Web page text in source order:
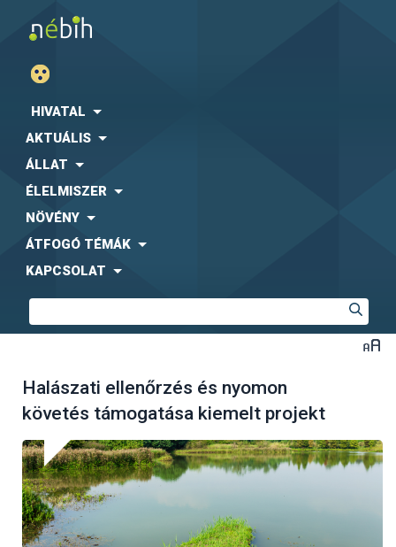
HIVATAL
AKTUÁLIS
ÁLLAT
ÉLELMISZER
NÖVÉNY
ÁTFOGÓ TÉMÁK
KAPCSOLAT
Halászati ellenőrzés és nyomon
követés támogatása kiemelt projekt